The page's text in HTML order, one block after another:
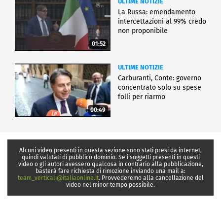
01:52
La Russa: emendamento
intercettazioni al 99% credo
non proponibile
00:49
ULTIME NOTIZIE
Carburanti, Conte: governo
concentrato solo su spese
folli per riarmo
Alcuni video presenti in questa sezione sono stati presi da internet,
quindi valutati di pubblico dominio. Se i soggetti presenti in questi
video o gli autori avessero qualcosa in contrario alla pubblicazione,
basterà fare richiesta di rimozione inviando una mail a:
team_verticali@italiaonline.it. Provvederemo alla cancellazione del
video nel minor tempo possibile.